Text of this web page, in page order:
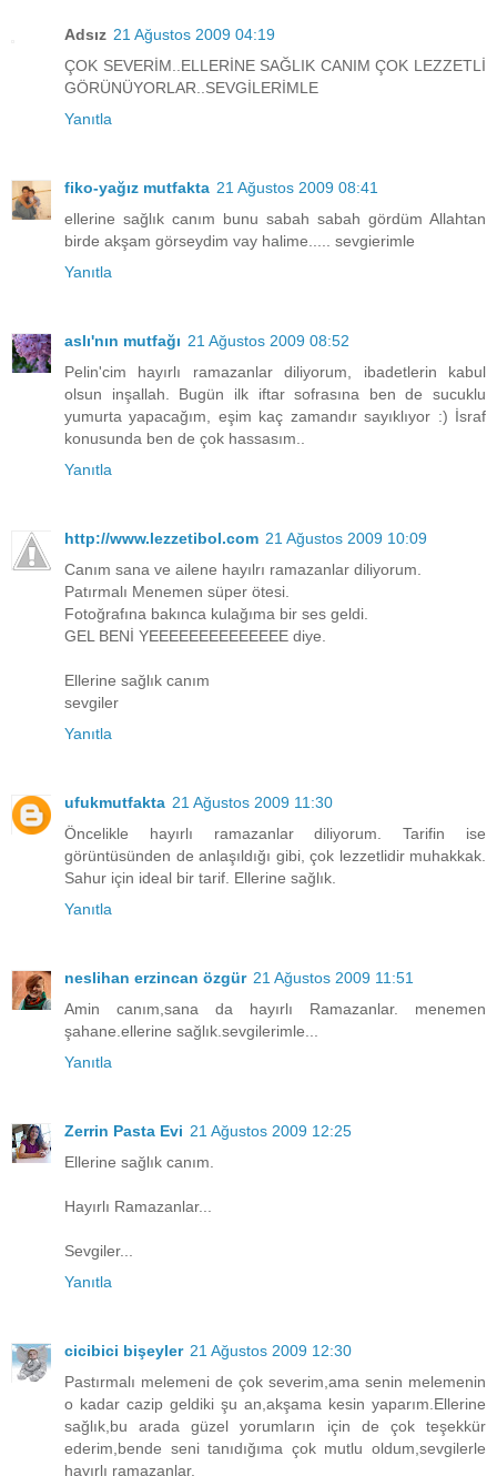
Adsız 21 Ağustos 2009 04:19
ÇOK SEVERİM..ELLERİNE SAĞLIK CANIM ÇOK LEZZETLİ
GÖRÜNÜYORLAR..SEVGİLERİMLE
Yanıtla
fiko-yağız mutfakta 21 Ağustos 2009 08:41
ellerine sağlık canım bunu sabah sabah gördüm Allahtan
birde akşam görseydim vay halime..... sevgierimle
Yanıtla
aslı'nın mutfağı 21 Ağustos 2009 08:52
Pelin'cim hayırlı ramazanlar diliyorum, ibadetlerin kabul
olsun inşallah. Bugün ilk iftar sofrasına ben de sucuklu
yumurta yapacağım, eşim kaç zamandır sayıklıyor :) İsraf
konusunda ben de çok hassasım..
Yanıtla
http://www.lezzetibol.com 21 Ağustos 2009 10:09
Canım sana ve ailene hayılrı ramazanlar diliyorum.
Patırmalı Menemen süper ötesi.
Fotoğrafına bakınca kulağıma bir ses geldi.
GEL BENİ YEEEEEEEEEEEEEE diye.
Ellerine sağlık canım
sevgiler
Yanıtla
ufukmutfakta 21 Ağustos 2009 11:30
Öncelikle hayırlı ramazanlar diliyorum. Tarifin ise
görüntüsünden de anlaşıldığı gibi, çok lezzetlidir muhakkak.
Sahur için ideal bir tarif. Ellerine sağlık.
Yanıtla
neslihan erzincan özgür 21 Ağustos 2009 11:51
Amin canım,sana da hayırlı Ramazanlar. menemen
şahane.ellerine sağlık.sevgilerimle...
Yanıtla
Zerrin Pasta Evi 21 Ağustos 2009 12:25
Ellerine sağlık canım.
Hayırlı Ramazanlar...
Sevgiler...
Yanıtla
cicibici bişeyler 21 Ağustos 2009 12:30
Pastırmalı melemeni de çok severim,ama senin melemenin
o kadar cazip geldiki şu an,akşama kesin yaparım.Ellerine
sağlık,bu arada güzel yorumların için de çok teşekkür
ederim,bende seni tanıdığıma çok mutlu oldum,sevgilerle
hayırlı ramazanlar.